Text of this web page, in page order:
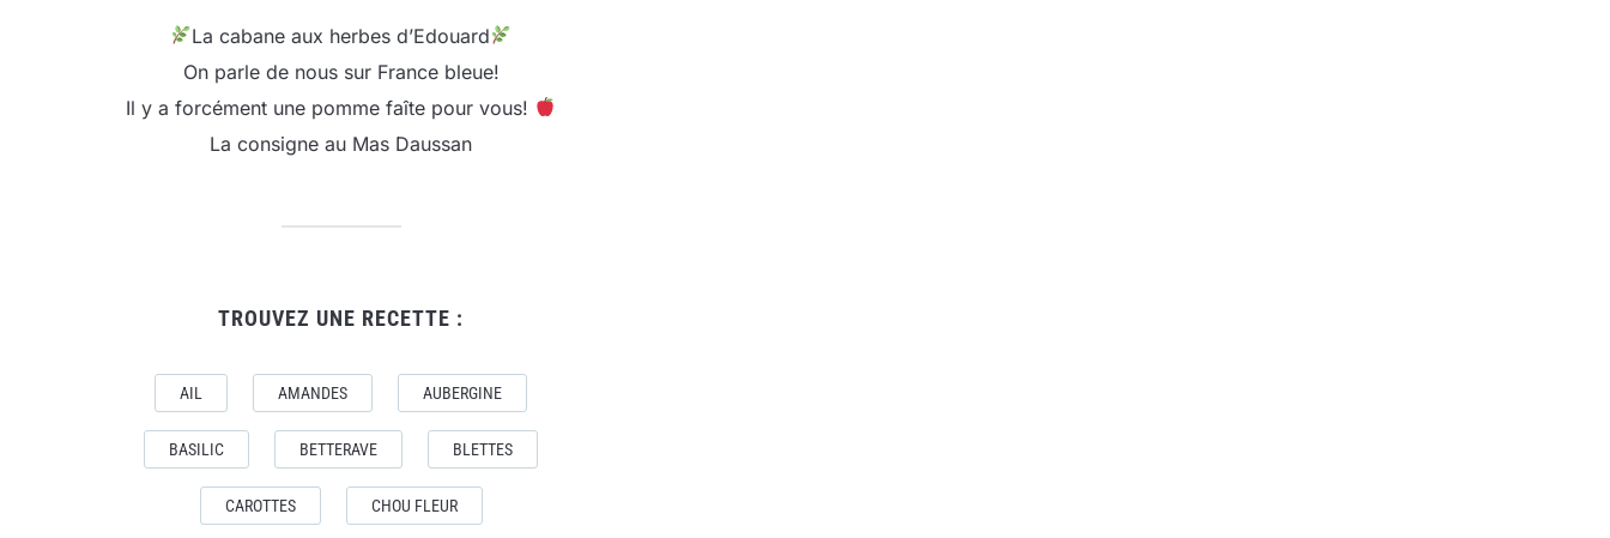
La cabane aux herbes d’Edouard
On parle de nous sur France bleue!
Il y a forcément une pomme faîte pour vous!
La consigne au Mas Daussan
TROUVEZ UNE RECETTE :
AIL AMANDES AUBERGINE
BASILIC BETTERAVE BLETTES
CAROTTES CHOU FLEUR